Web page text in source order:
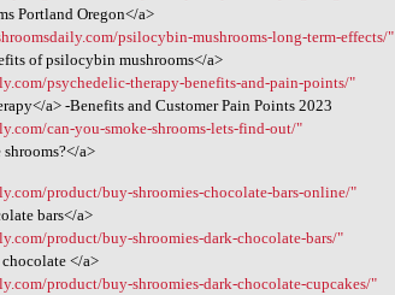
Portland Oregon</a>
psilocybin-mushrooms-long-term-effects/"
of psilocybin mushrooms</a>
psychedelic-therapy-benefits-and-pain-points/"
a> -Benefits and Customer Pain Points 2023
can-you-smoke-shrooms-lets-find-out/"
a>
product/buy-shroomies-chocolate-bars-online/"
bars</a>
product/buy-shroomies-dark-chocolate-bars/"
</a>
product/buy-shroomies-dark-chocolate-cupcakes/"